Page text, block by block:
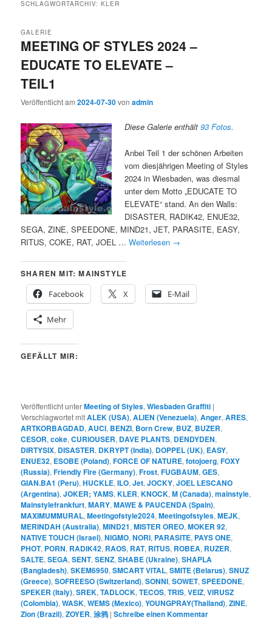
SCHLAGWORTARCHIV:KLER
MEETING OF STYLES 2024 –
EDUCATE TO ELEVATE –
TEIL1
GALERIE
Veröffentlicht am2024-07-30vonadmin
Diese Galerie enthält93 Fotos.
Anbei Teil 1 der schönen Arbeiten
vom diesjährigen Meeting of Styles
2024 in Wiesbaden, was diesmal
unter dem Motto „EDUCATE TO
ELEVATE“ stand. An den Walls:
DISASTER, RADIK42, ENUE32,
SEGA, ZINE, SPEEDONE, MIND21, JET, PARASITE, EASY,
RITUS, COKE, RAT, JOEL …Weiterlesen →
SHAREN MIT: MAINSTYLE
Facebook
X E-Mail
Mehr
GEFÄLLT MIR:
Veröffentlicht unterMeeting of Styles,Wiesbaden Graffiti |
Verschlagwortet mitALEK (USA),ALIEN (Venezuela),Anger,ARES,
ARTKORBAGDAD,AUCI, BENZI, Born Crew, BUZ, BUZER,
CESOR,coke,CURIOUSER, DAVE PLANTS, DENDYDEN,
DIRTYSIX, DISASTER, DKRYPT (India), DOPPEL (UK), EASY,
ENUE32, ESOBE (Poland),FORCE OF NATURE,fotojoerg,FOXY
(Russia),Friendly Fire (Germany),Frost,FUGBAUM,GES,
GIAN.BA1 (Peru),HUCKLE,ILO,Jet,JOCKY,JOEL LESCANO
(Argentina),JOKER; YAMS,KLER,KNOCK,M (Canada),mainstyle,
Mainstylefrankfurt,MARY,MAWE & PAUCENDA (Spain),
MAXIMUMMURAL,Meetingofstyle2024,Meetingofstyles,MEJK,
MERINDAH (Australia),MIND21,MISTER OREO,MOKER 92,
NATIVE TOUCH (Israel),NIGMO,NORI, PARASITE, PAYS ONE,
PHOT, PORN, RADIK42, RAOS, RAT, RITUS, ROBEA, RUZER,
SALTE,SEGA,SENT,SENZ,SHABE (Ukraine),SHAPLA
(Bangladesh),SKEM6950,SMCART VITAL,SMITE (Belarus),SNUZ
(Greece),SOFREESO (Switzerland),SONNI,SOWET,SPEEDONE,
SPEKER (Italy),SREK,TADLOCK,TECOS,TRIS,VEIZ,VIRUSZ
(Colombia),WASK,WEMS (Mexico),YOUNGPRAY(Thailand),ZINE,
Zion (Brazil),ZOYER,涂鸦 |Schreibe einen Kommentar